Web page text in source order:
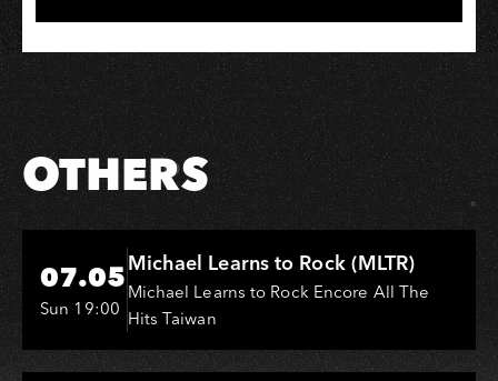
OTHERS
Hi-Ing Music Hall
07.05
Sun 19:00
Michael Learns to Rock (MLTR)
Michael Learns to Rock Encore All The
Hits Taiwan